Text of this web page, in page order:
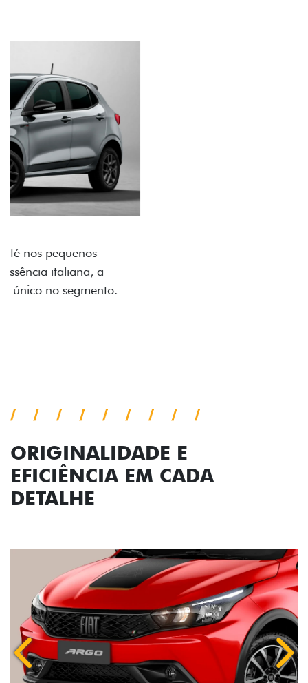
A flag italiana e o novo logo Fiat também aparecem
no interior do carro, que possui acabamento
impecável e detalhes escurecidos.
ORIGINALIDADE E
EFICIÊNCIA EM CADA
DETALHE
Anterior